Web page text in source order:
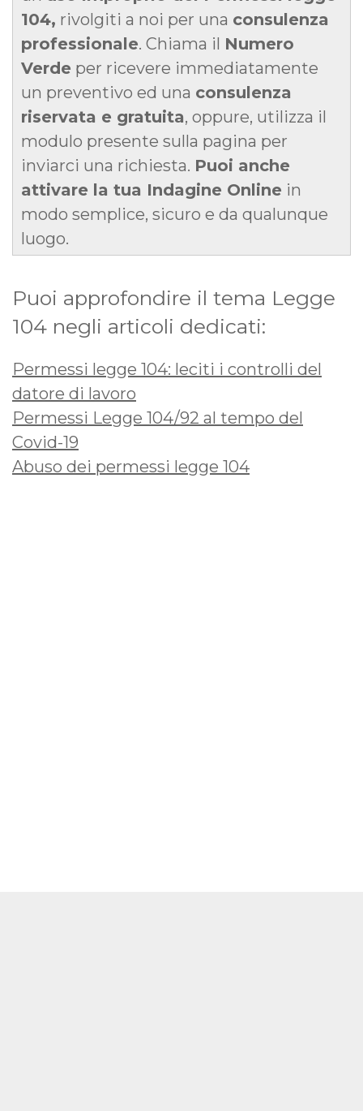
104, rivolgiti a noi per una consulenza
professionale. Chiama il Numero
Verde per ricevere immediatamente
un preventivo ed una consulenza
riservata e gratuita, oppure, utilizza il
modulo presente sulla pagina per
inviarci una richiesta. Puoi anche
attivare la tua Indagine Online in
modo semplice, sicuro e da qualunque
luogo.
Puoi approfondire il tema Legge
104 negli articoli dedicati:
Permessi legge 104: leciti i controlli del
datore di lavoro
Permessi Legge 104/92 al tempo del
Covid-19
Abuso dei permessi legge 104